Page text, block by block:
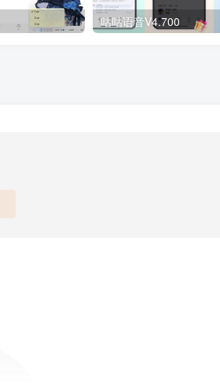
咕咕语音V4.700